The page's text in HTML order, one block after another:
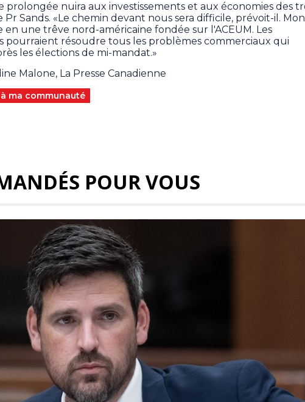
prolongée nuira aux investissements et aux économies des
Pr Sands. «Le chemin devant nous sera difficile, prévoit-il. Mon
en une trêve nord-américaine fondée sur l'ACEUM. Les
pourraient résoudre tous les problèmes commerciaux qui
les élections de mi-mandat.»
Malone, La Presse Canadienne
ma communauté
POUR VOUS